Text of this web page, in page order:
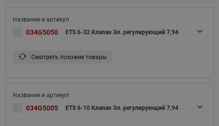
034G5050 ETS 6-32 Клапан Эл. регулирующий 7,94
Смотреть похожие товары
034G5005 ETS 6-10 Клапан Эл. регулирующий 7,94